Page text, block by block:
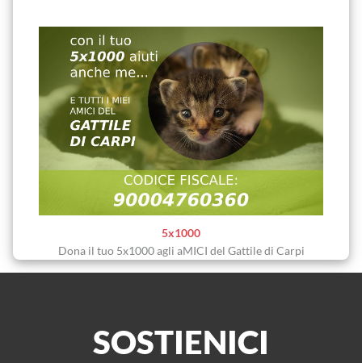
5x1000
Dona il tuo 5x1000 agli aMICI del Gattile di Carpi
SOSTIENICI